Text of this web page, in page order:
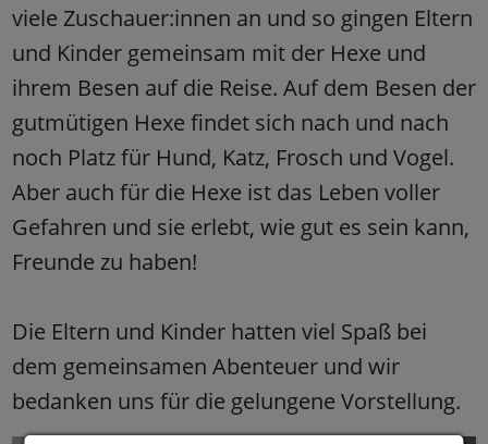
viele Zuschauer:innen an und so gingen Eltern
und Kinder gemeinsam mit der Hexe und
ihrem Besen auf die Reise. Auf dem Besen der
gutmütigen Hexe findet sich nach und nach
noch Platz für Hund, Katz, Frosch und Vogel.
Aber auch für die Hexe ist das Leben voller
Gefahren und sie erlebt, wie gut es sein kann,
Freunde zu haben!
Die Eltern und Kinder hatten viel Spaß bei
dem gemeinsamen Abenteuer und wir
bedanken uns für die gelungene Vorstellung.